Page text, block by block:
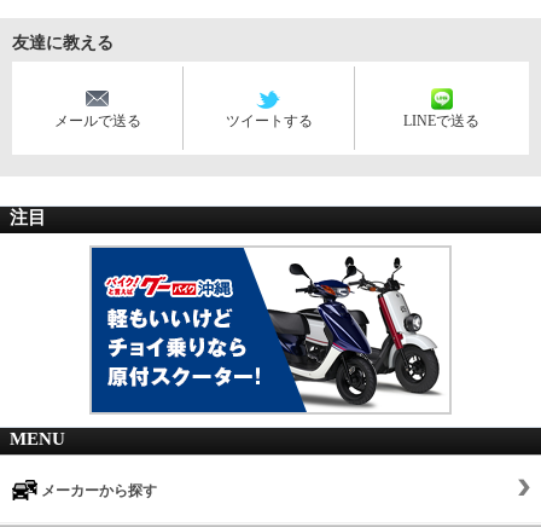
友達に教える
メールで送る ツイートする LINEで送る
注目
MENU
メーカーから探す